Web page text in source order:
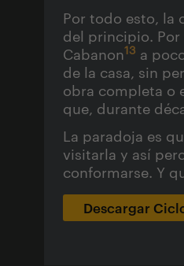
Por todo esto, la
del principio. Por
Cabanon13 a
de la casa, sin
obra completa o
que, durante
La paradoja es
visitarla y así
conformarse. Y
Descargar